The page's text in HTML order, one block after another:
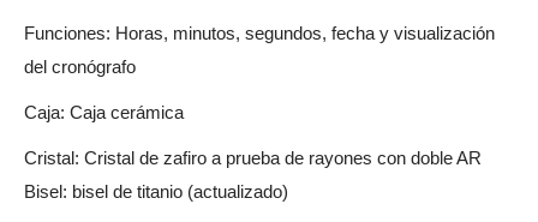
Funciones: Horas, minutos, segundos, fecha y visualización
del cronógrafo
Caja: Caja cerámica
Cristal: Cristal de zafiro a prueba de rayones con doble AR
Bisel: bisel de titanio (actualizado)